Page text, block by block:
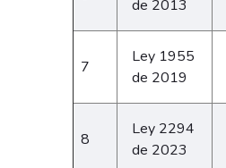
de 2013
7
Ley 1955
de 2019
8
Ley 2294
de 2023